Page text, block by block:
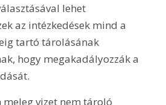
lehet
az intézkedések mind a
tartó tárolásának
hogy megakadályozzák a
vizet nem tároló